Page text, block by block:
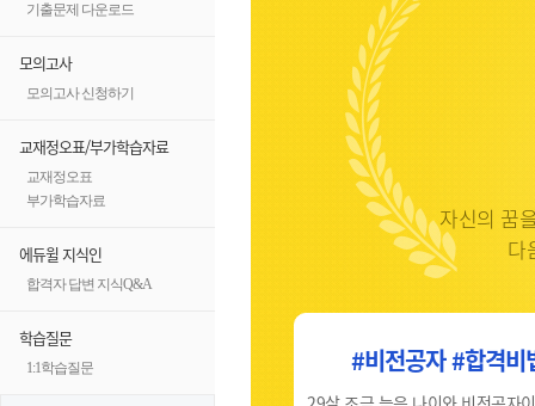
기출문제 다운로드
모의고사
모의고사 신청하기
교재정오표/부가학습자료
교재정오표
부가학습자료
에듀윌 지식인
합격자 답변 지식Q&A
학습질문
1:1학습질문
자신의 꿈
다
#비전공자 #합격의키 #비전공자 #합격비